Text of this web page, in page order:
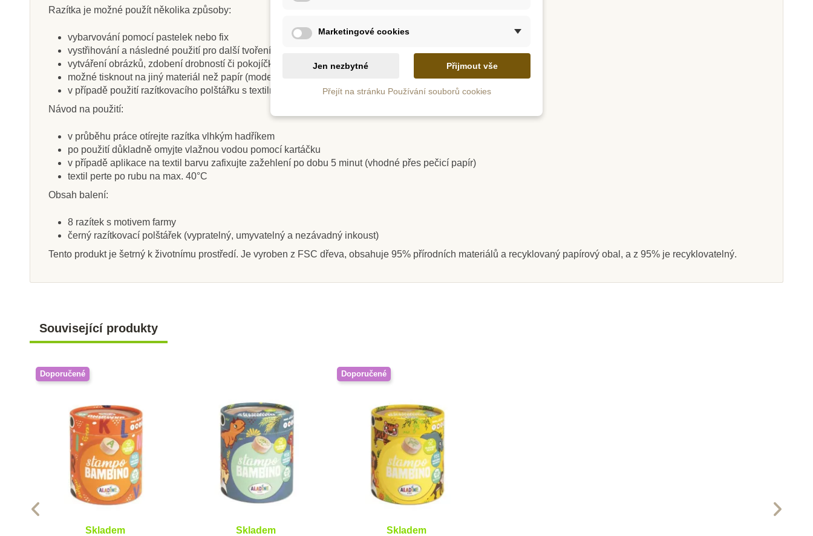
Na dotaz
Oxybul Bublifuk, 3 ks
183 Kč 229 Kč
Zobrazit detail
Skladem
Skládej!
130 Kč
Přidat do košíku
Skladem
JIRI MODELS
Samolepková knížka - Já
Přidat do košíku
Stříhej papír!
Razítka je možné použít několika způsoby:
vybarvování pomocí pastelek nebo fix
vystřihování a následné použití pro další tvoření
vytváření obrázků, zdobení drobností či pokojíčků
možné tisknout na jiný materiál než papír (modelína, keramika,...)
v případě použití razítkovacího polštářku s textilní barvou je možné zdobit například trička, či batohy
Návod na použití:
v průběhu práce otírejte razítka vlhkým hadříkem
po použití důkladně omyjte vlažnou vodou pomocí kartáčku
v případě aplikace na textil barvu zafixujte zažehlení po dobu 5 minut (vhodné přes pečicí papír)
textil perte po rubu na max. 40°C
Obsah balení:
8 razítek s motivem farmy
černý razítkovací polštářek (vypratelný, umyvatelný a nezávadný inkoust)
Tento produkt je šetrný k životnímu prostředí. Je vyroben z FSC dřeva, obsahuje 95% přírodních materiálů a recyklovaný papírový obal, a z 95% je recyklovatelný.
Související produkty
Doporučené
Skladem Skladem
Doporučené
Skladem
Marketingové cookies
Jen nezbytné Přijmout vše
Přejít na stránku Používání souborů cookies